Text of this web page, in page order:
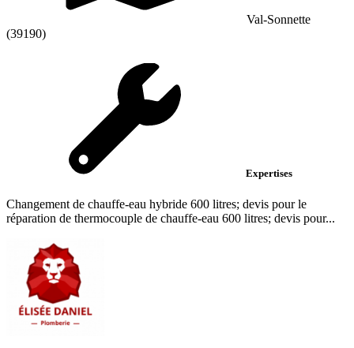
Val-Sonnette
(39190)
Expertises
Changement de chauffe-eau hybride 600 litres; devis pour le
réparation de thermocouple de chauffe-eau 600 litres; devis pour...